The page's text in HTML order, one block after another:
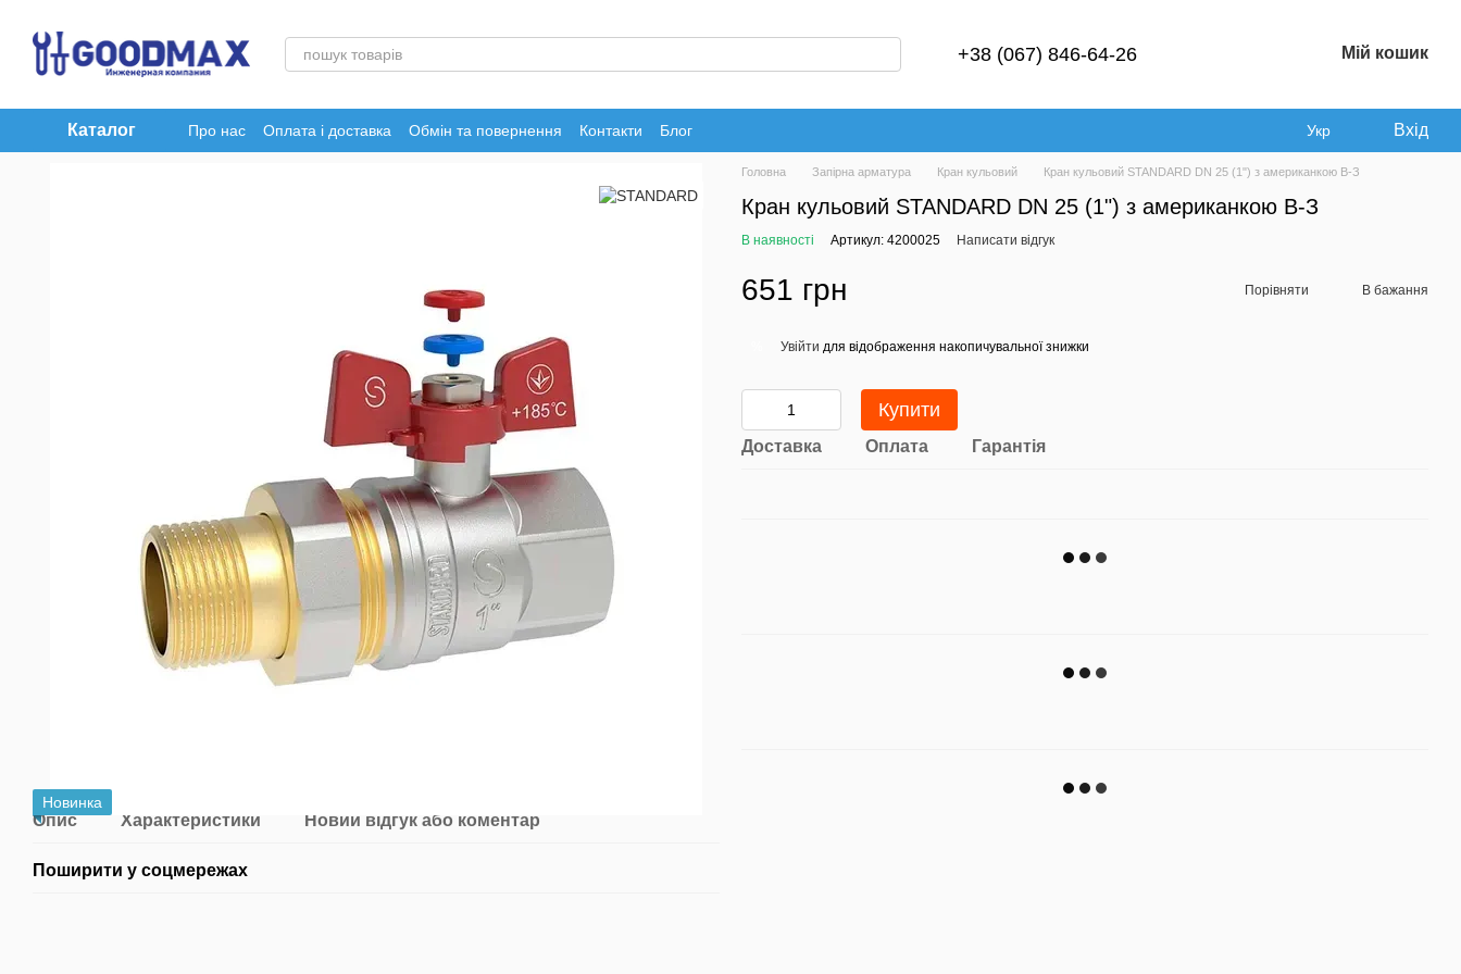
+38 (067) 846-64-26 Мій кошик
Каталог Про нас Оплата і доставка Обмін та повернення Контакти Блог Укр Вхід
Новинка
Опис Характеристики Новий відгук або коментар
Поширити у соцмережах
Головна Запірна арматура Кран кульовий Кран кульовий STANDARD DN 25 (1") з американкою В-З
Кран кульовий STANDARD DN 25 (1") з американкою В-З
В наявності Артикул: 4200025 Написати відгук
651 грн Порівняти В бажання
Увійти для відображення накопичувальної знижки
Купити
Доставка Оплата Гарантія